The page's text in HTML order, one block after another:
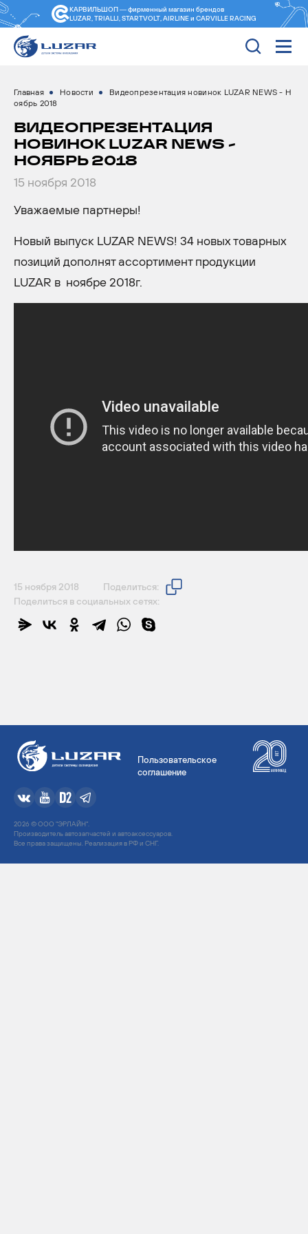
КАРВИЛЬШОП — фирменный магазин брендов
LUZAR, TRIALLI, STARTVOLT, AIRLINE и CARVILLE RACING
Главная Новости
Видеопрезентация новинок LUZAR NEWS - Н
оябрь 2018
ВИДЕОПРЕЗЕНТАЦИЯ
НОВИНОК LUZAR NEWS -
НОЯБРЬ 2018
15 ноября 2018
Уважаемые партнеры!
Новый выпуск LUZAR NEWS! 34 новых товарных
позиций дополнят ассортимент продукции
LUZAR в ноябре 2018г.
15 ноября 2018
Поделиться:
Поделиться в социальных сетях:
Пользовательское
соглашение
2026 © ООО "ЭРЛАЙН".
Производитель автозапчастей и автоаксессуаров.
Все права защищены. Реализация в РФ и СНГ.